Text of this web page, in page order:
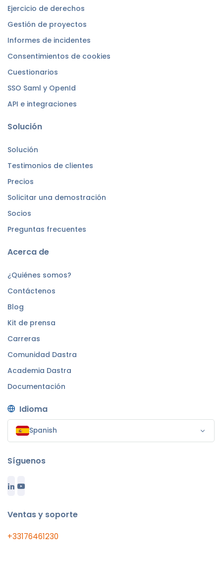
Ejercicio de derechos
Gestión de proyectos
Informes de incidentes
Consentimientos de cookies
Cuestionarios
SSO Saml y OpenId
API e integraciones
Solución
Solución
Testimonios de clientes
Precios
Solicitar una demostración
Socios
Preguntas frecuentes
Acerca de
¿Quiénes somos?
Contáctenos
Blog
Kit de prensa
Carreras
Comunidad Dastra
Academia Dastra
Documentación
Idioma
Spanish
Síguenos
Ventas y soporte
+33176461230